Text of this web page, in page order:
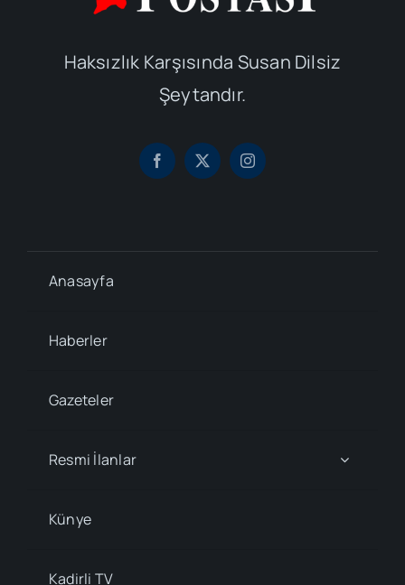
Haksızlık Karşısında Susan Dilsiz
Şeytandır.
Anasayfa
Haberler
Gazeteler
Resmi İlanlar
Künye
Kadirli TV